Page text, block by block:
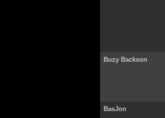
Buzy Backson
BasJon